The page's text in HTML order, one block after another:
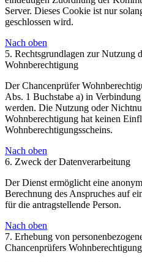
Server. Dieses Cookie ist nur
geschlossen wird.
Nach oben
5. Rechtsgrundlagen zur Nutzung
Wohnberechtigung
Der Chancenprüfer
Abs. 1 Buchstabe a) in
werden. Die Nutzung oder
Wohnberechtigung hat keinen
Wohnberechtigungsscheins.
Nach oben
6. Zweck der Datenverarbeitung
Der Dienst ermöglicht eine
Berechnung des Anspruches auf
für die antragstellende Person.
Nach oben
7. Erhebung von
Chancenprüfers Wohnberechtigung